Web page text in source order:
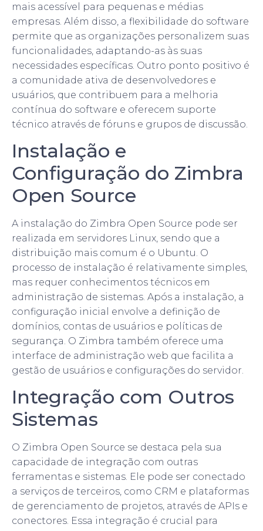
mais acessível para pequenas e médias
empresas. Além disso, a flexibilidade do software
permite que as organizações personalizem suas
funcionalidades, adaptando-as às suas
necessidades específicas. Outro ponto positivo é
a comunidade ativa de desenvolvedores e
usuários, que contribuem para a melhoria
contínua do software e oferecem suporte
técnico através de fóruns e grupos de discussão.
Instalação e
Configuração do Zimbra
Open Source
A instalação do Zimbra Open Source pode ser
realizada em servidores Linux, sendo que a
distribuição mais comum é o Ubuntu. O
processo de instalação é relativamente simples,
mas requer conhecimentos técnicos em
administração de sistemas. Após a instalação, a
configuração inicial envolve a definição de
domínios, contas de usuários e políticas de
segurança. O Zimbra também oferece uma
interface de administração web que facilita a
gestão de usuários e configurações do servidor.
Integração com Outros
Sistemas
O Zimbra Open Source se destaca pela sua
capacidade de integração com outras
ferramentas e sistemas. Ele pode ser conectado
a serviços de terceiros, como CRM e plataformas
de gerenciamento de projetos, através de APIs e
conectores. Essa integração é crucial para